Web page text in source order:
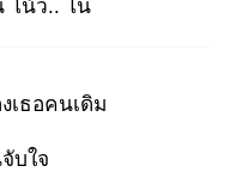
โน้ว.. โน
เธอคนเดิม
บใจ